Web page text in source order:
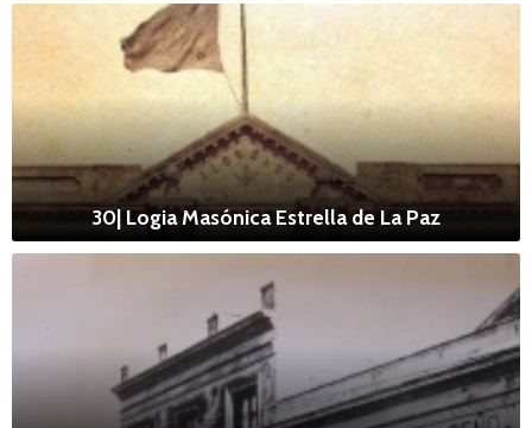
30| Logia Masónica Estrella de La Paz